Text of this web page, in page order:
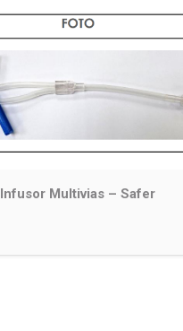
Infusor Multivias – Safer